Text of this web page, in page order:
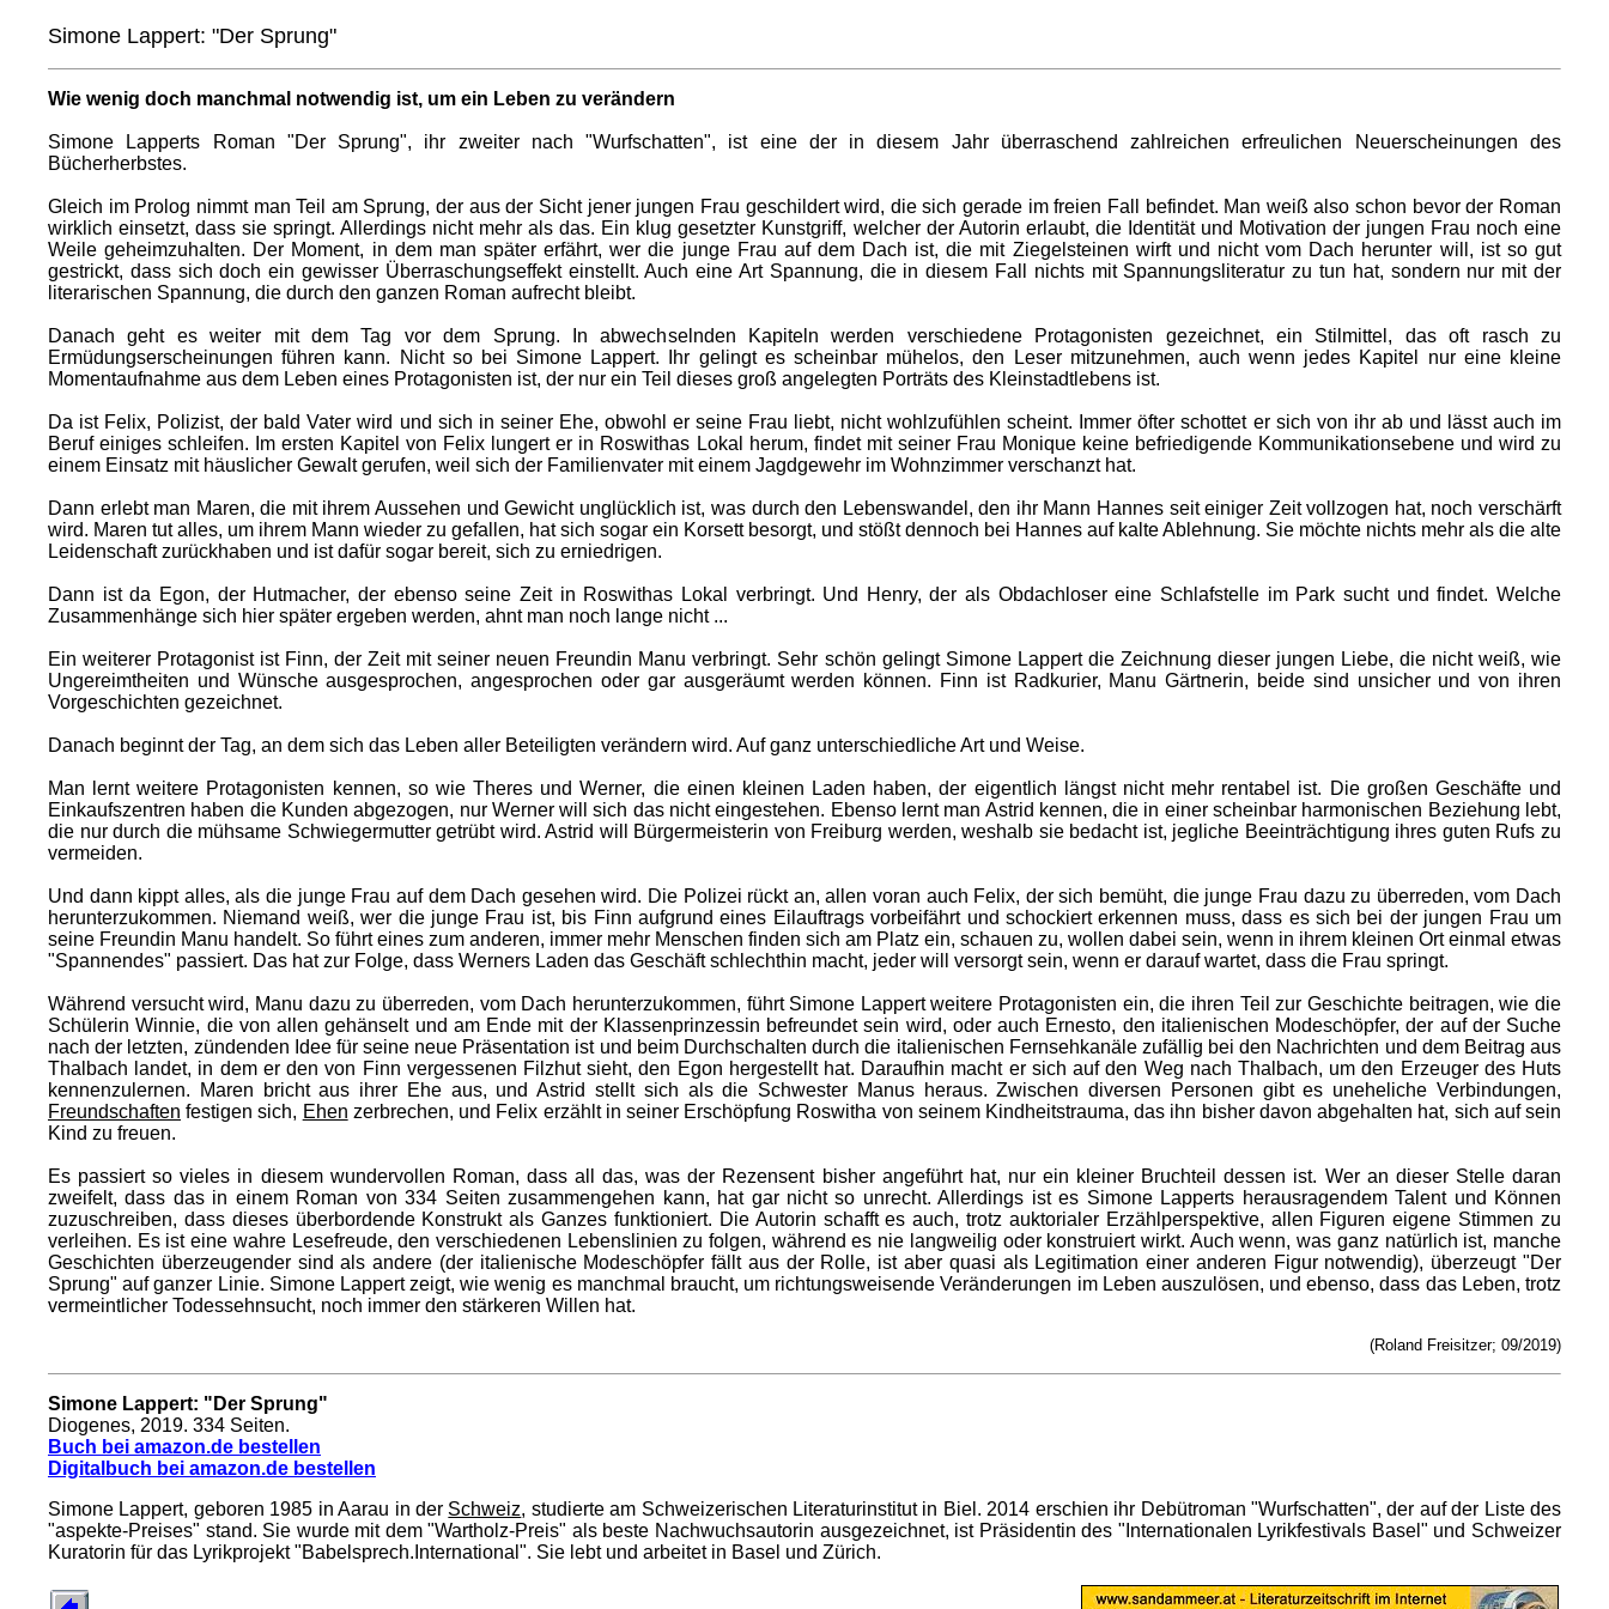
Simone Lappert: "Der Sprung"
Wie wenig doch manchmal notwendig ist, um ein Leben zu verändern
Simone Lapperts Roman "Der Sprung", ihr zweiter nach "Wurfschatten", ist eine der in diesem Jahr überraschend zahlreichen erfreulichen Neuerscheinungen des
Bücherherbstes.
Gleich im Prolog nimmt man Teil am Sprung, der aus der Sicht jener jungen Frau geschildert wird, die sich gerade im freien Fall befindet. Man weiß also schon bevor der Roman
wirklich einsetzt, dass sie springt. Allerdings nicht mehr als das. Ein klug gesetzter Kunstgriff, welcher der Autorin erlaubt, die Identität und Motivation der jungen Frau noch eine
Weile geheimzuhalten. Der Moment, in dem man später erfährt, wer die junge Frau auf dem Dach ist, die mit Ziegelsteinen wirft und nicht vom Dach herunter will, ist so gut
gestrickt, dass sich doch ein gewisser Überraschungseffekt einstellt. Auch eine Art Spannung, die in diesem Fall nichts mit Spannungsliteratur zu tun hat, sondern nur mit der
literarischen Spannung, die durch den ganzen Roman aufrecht bleibt.
Danach geht es weiter mit dem Tag vor dem Sprung. In abwechselnden Kapiteln werden verschiedene Protagonisten gezeichnet, ein Stilmittel, das oft rasch zu
Ermüdungserscheinungen führen kann. Nicht so bei Simone Lappert. Ihr gelingt es scheinbar mühelos, den Leser mitzunehmen, auch wenn jedes Kapitel nur eine kleine
Momentaufnahme aus dem Leben eines Protagonisten ist, der nur ein Teil dieses groß angelegten Porträts des Kleinstadtlebens ist.
Da ist Felix, Polizist, der bald Vater wird und sich in seiner Ehe, obwohl er seine Frau liebt, nicht wohlzufühlen scheint. Immer öfter schottet er sich von ihr ab und lässt auch im
Beruf einiges schleifen. Im ersten Kapitel von Felix lungert er in Roswithas Lokal herum, findet mit seiner Frau Monique keine befriedigende Kommunikationsebene und wird zu
einem Einsatz mit häuslicher Gewalt gerufen, weil sich der Familienvater mit einem Jagdgewehr im Wohnzimmer verschanzt hat.
Dann erlebt man Maren, die mit ihrem Aussehen und Gewicht unglücklich ist, was durch den Lebenswandel, den ihr Mann Hannes seit einiger Zeit vollzogen hat, noch verschärft
wird. Maren tut alles, um ihrem Mann wieder zu gefallen, hat sich sogar ein Korsett besorgt, und stößt dennoch bei Hannes auf kalte Ablehnung. Sie möchte nichts mehr als die alte
Leidenschaft zurückhaben und ist dafür sogar bereit, sich zu erniedrigen.
Dann ist da Egon, der Hutmacher, der ebenso seine Zeit in Roswithas Lokal verbringt. Und Henry, der als Obdachloser eine Schlafstelle im Park sucht und findet. Welche
Zusammenhänge sich hier später ergeben werden, ahnt man noch lange nicht ...
Ein weiterer Protagonist ist Finn, der Zeit mit seiner neuen Freundin Manu verbringt. Sehr schön gelingt Simone Lappert die Zeichnung dieser jungen Liebe, die nicht weiß, wie
Ungereimtheiten und Wünsche ausgesprochen, angesprochen oder gar ausgeräumt werden können. Finn ist Radkurier, Manu Gärtnerin, beide sind unsicher und von ihren
Vorgeschichten gezeichnet.
Danach beginnt der Tag, an dem sich das Leben aller Beteiligten verändern wird. Auf ganz unterschiedliche Art und Weise.
Man lernt weitere Protagonisten kennen, so wie Theres und Werner, die einen kleinen Laden haben, der eigentlich längst nicht mehr rentabel ist. Die großen Geschäfte und
Einkaufszentren haben die Kunden abgezogen, nur Werner will sich das nicht eingestehen. Ebenso lernt man Astrid kennen, die in einer scheinbar harmonischen Beziehung lebt,
die nur durch die mühsame Schwiegermutter getrübt wird. Astrid will Bürgermeisterin von Freiburg werden, weshalb sie bedacht ist, jegliche Beeinträchtigung ihres guten Rufs zu
vermeiden.
Und dann kippt alles, als die junge Frau auf dem Dach gesehen wird. Die Polizei rückt an, allen voran auch Felix, der sich bemüht, die junge Frau dazu zu überreden, vom Dach
herunterzukommen. Niemand weiß, wer die junge Frau ist, bis Finn aufgrund eines Eilauftrags vorbeifährt und schockiert erkennen muss, dass es sich bei der jungen Frau um
seine Freundin Manu handelt. So führt eines zum anderen, immer mehr Menschen finden sich am Platz ein, schauen zu, wollen dabei sein, wenn in ihrem kleinen Ort einmal etwas
"Spannendes" passiert. Das hat zur Folge, dass Werners Laden das Geschäft schlechthin macht, jeder will versorgt sein, wenn er darauf wartet, dass die Frau springt.
Während versucht wird, Manu dazu zu überreden, vom Dach herunterzukommen, führt Simone Lappert weitere Protagonisten ein, die ihren Teil zur Geschichte beitragen, wie die
Schülerin Winnie, die von allen gehänselt und am Ende mit der Klassenprinzessin befreundet sein wird, oder auch Ernesto, den italienischen Modeschöpfer, der auf der Suche
nach der letzten, zündenden Idee für seine neue Präsentation ist und beim Durchschalten durch die italienischen Fernsehkanäle zufällig bei den Nachrichten und dem Beitrag aus
Thalbach landet, in dem er den von Finn vergessenen Filzhut sieht, den Egon hergestellt hat. Daraufhin macht er sich auf den Weg nach Thalbach, um den Erzeuger des Huts
kennenzulernen. Maren bricht aus ihrer Ehe aus, und Astrid stellt sich als die Schwester Manus heraus. Zwischen diversen Personen gibt es uneheliche Verbindungen,
Freundschaften festigen sich, Ehen zerbrechen, und Felix erzählt in seiner Erschöpfung Roswitha von seinem Kindheitstrauma, das ihn bisher davon abgehalten hat, sich auf sein
Kind zu freuen.
Es passiert so vieles in diesem wundervollen Roman, dass all das, was der Rezensent bisher angeführt hat, nur ein kleiner Bruchteil dessen ist. Wer an dieser Stelle daran
zweifelt, dass das in einem Roman von 334 Seiten zusammengehen kann, hat gar nicht so unrecht. Allerdings ist es Simone Lapperts herausragendem Talent und Können
zuzuschreiben, dass dieses überbordende Konstrukt als Ganzes funktioniert. Die Autorin schafft es auch, trotz auktorialer Erzählperspektive, allen Figuren eigene Stimmen zu
verleihen. Es ist eine wahre Lesefreude, den verschiedenen Lebenslinien zu folgen, während es nie langweilig oder konstruiert wirkt. Auch wenn, was ganz natürlich ist, manche
Geschichten überzeugender sind als andere (der italienische Modeschöpfer fällt aus der Rolle, ist aber quasi als Legitimation einer anderen Figur notwendig), überzeugt "Der
Sprung" auf ganzer Linie. Simone Lappert zeigt, wie wenig es manchmal braucht, um richtungsweisende Veränderungen im Leben auszulösen, und ebenso, dass das Leben, trotz
vermeintlicher Todessehnsucht, noch immer den stärkeren Willen hat.
(Roland Freisitzer; 09/2019)
Simone Lappert: "Der Sprung"
Diogenes, 2019. 334 Seiten.
Buch bei amazon.de bestellen
Digitalbuch bei amazon.de bestellen
Simone Lappert, geboren 1985 in Aarau in der Schweiz, studierte am Schweizerischen Literaturinstitut in Biel. 2014 erschien ihr Debütroman "Wurfschatten", der auf der Liste des
"aspekte-Preises" stand. Sie wurde mit dem "Wartholz-Preis" als beste Nachwuchsautorin ausgezeichnet, ist Präsidentin des "Internationalen Lyrikfestivals Basel" und Schweizer
Kuratorin für das Lyrikprojekt "Babelsprech.International". Sie lebt und arbeitet in Basel und Zürich.